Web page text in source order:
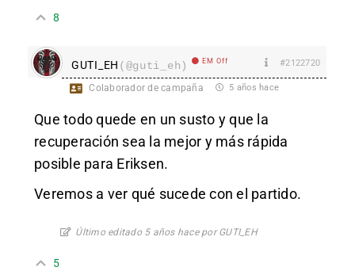
8
GUTI_EH (@guti_eh) EM Off #2122720
Colaborador de campaña 5 años hace
Que todo quede en un susto y que la
recuperación sea la mejor y más rápida
posible para Eriksen.
Veremos a ver qué sucede con el partido.
Último editado 5 años hace por GUTI_EH
5